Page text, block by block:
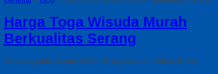
Harga Toga Wisuda Murah
Berkualitas Serang
Diposting pada 10 April 2026 oleh togawisuda / Dilihat: 51 kali